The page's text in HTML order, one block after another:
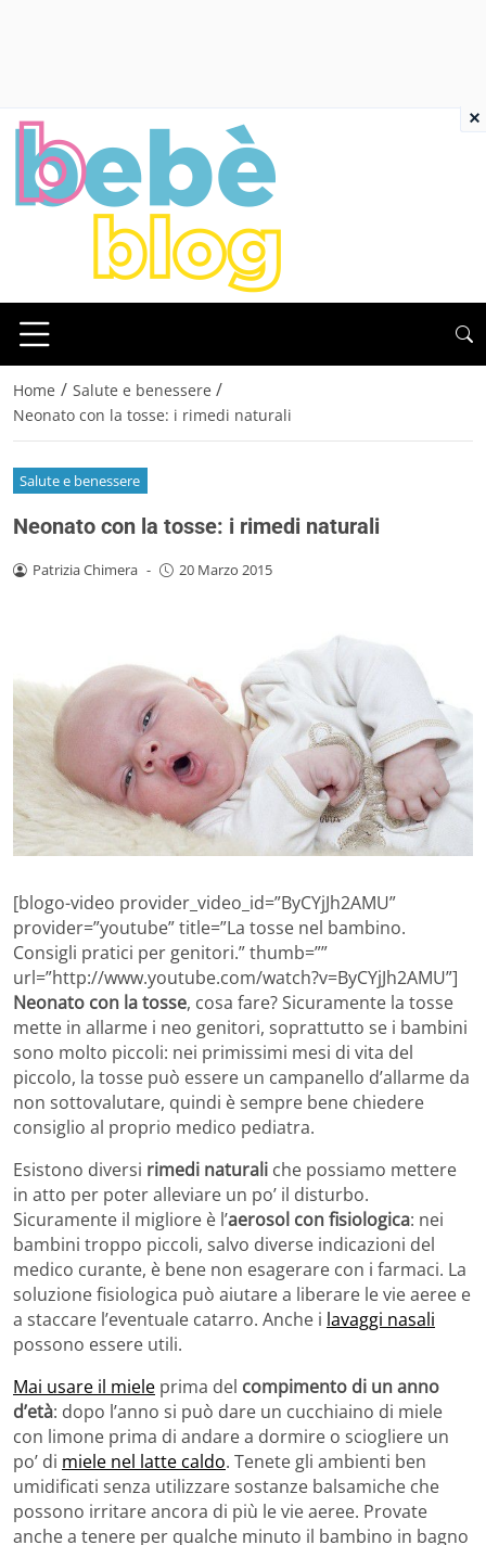
Home / Salute e benessere /
Neonato con la tosse: i rimedi naturali
Salute e benessere
Neonato con la tosse: i rimedi naturali
Patrizia Chimera - 20 Marzo 2015
[blogo-video provider_video_id=”ByCYjJh2AMU”
provider=”youtube” title=”La tosse nel bambino.
Consigli pratici per genitori.” thumb=””
url=”http://www.youtube.com/watch?v=ByCYjJh2AMU”]
Neonato con la tosse, cosa fare? Sicuramente la tosse
mette in allarme i neo genitori, soprattutto se i bambini
sono molto piccoli: nei primissimi mesi di vita del
piccolo, la tosse può essere un campanello d’allarme da
non sottovalutare, quindi è sempre bene chiedere
consiglio al proprio medico pediatra.
Esistono diversi rimedi naturali che possiamo mettere
in atto per poter alleviare un po’ il disturbo.
Sicuramente il migliore è l’aerosol con fisiologica: nei
bambini troppo piccoli, salvo diverse indicazioni del
medico curante, è bene non esagerare con i farmaci. La
soluzione fisiologica può aiutare a liberare le vie aeree e
a staccare l’eventuale catarro. Anche i lavaggi nasali
possono essere utili.
Mai usare il miele prima del compimento di un anno
d’età: dopo l’anno si può dare un cucchiaino di miele
con limone prima di andare a dormire o sciogliere un
po’ di miele nel latte caldo. Tenete gli ambienti ben
umidificati senza utilizzare sostanze balsamiche che
possono irritare ancora di più le vie aeree. Provate
anche a tenere per qualche minuto il bambino in bagno
×